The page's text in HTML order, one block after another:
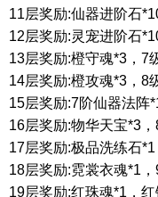
11层奖励:仙器进阶石
12层奖励:灵宠进阶石
13层奖励:橙守魂*3 ， 7
14层奖励:橙攻魂*3 ， 8
15层奖励:7阶仙器法阵
16层奖励:物华天宝*3 ，
17层奖励:极品洗练石*1
18层奖励:霓裳衣魂*1 ，
19层奖励:红珠魂*1 ，